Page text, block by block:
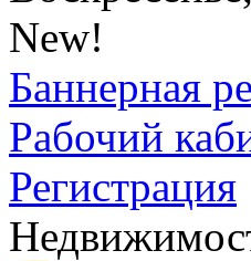
New!
Баннерная
Рабочий
Регистрация